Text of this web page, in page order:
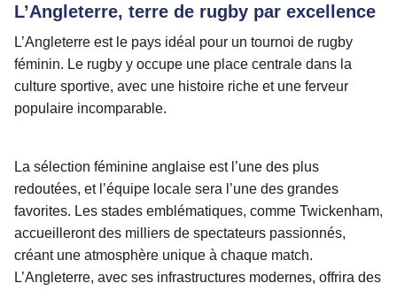
L’Angleterre, terre de rugby par excellence
L’Angleterre est le pays idéal pour un tournoi de rugby
féminin. Le rugby y occupe une place centrale dans la
culture sportive, avec une histoire riche et une ferveur
populaire incomparable.
La sélection féminine anglaise est l’une des plus
redoutées, et l’équipe locale sera l’une des grandes
favorites. Les stades emblématiques, comme Twickenham,
accueilleront des milliers de spectateurs passionnés,
créant une atmosphère unique à chaque match.
L’Angleterre, avec ses infrastructures modernes, offrira des